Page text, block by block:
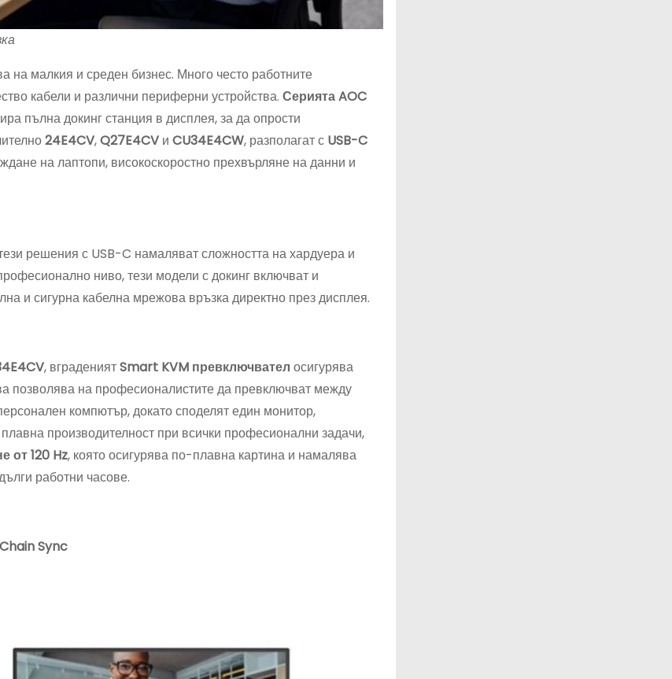
на малкия и среден бизнес. Много често работните
кабели и различни периферни устройства. Серията AOC
пълна докинг станция в дисплея, за да опрости
24E4CV,Q27E4CV и CU34E4CW, разполагат с USB-C
на лаптопи, високоскоростно прехвърляне на данни и
решения с USB-C намаляват сложността на хардуера и
ниво, тези модели с докинг включват и
и сигурна кабелна мрежова връзка директно през дисплея.
, вградениятSmart KVM превключвател осигурява
позволява на професионалистите да превключват между
компютър, докато споделят един монитор,
производителност при всички професионални задачи,
от 120 Hz, която осигурява по-плавна картина и намалява
работни часове.
Sync